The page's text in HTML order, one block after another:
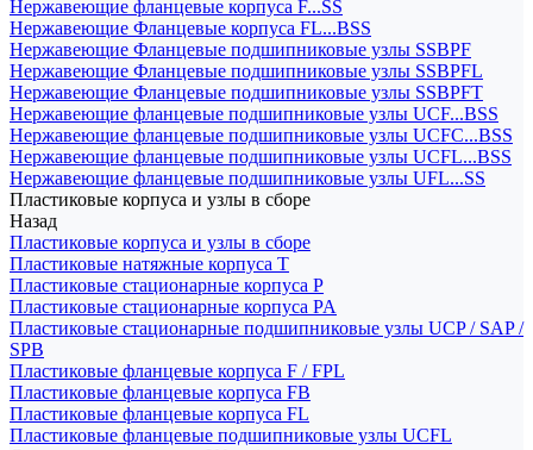
Нержавеющие фланцевые корпуса F...SS
Нержавеющие Фланцевые корпуса FL...BSS
Нержавеющие Фланцевые подшипниковые узлы SSBPF
Нержавеющие Фланцевые подшипниковые узлы SSBPFL
Нержавеющие Фланцевые подшипниковые узлы SSBPFT
Нержавеющие фланцевые подшипниковые узлы UCF...BSS
Нержавеющие фланцевые подшипниковые узлы UCFC...BSS
Нержавеющие фланцевые подшипниковые узлы UCFL...BSS
Нержавеющие фланцевые подшипниковые узлы UFL...SS
Пластиковые корпуса и узлы в сборе
Назад
Пластиковые корпуса и узлы в сборе
Пластиковые натяжные корпуса T
Пластиковые стационарные корпуса P
Пластиковые стационарные корпуса PA
Пластиковые стационарные подшипниковые узлы UCP / SAP /
SPB
Пластиковые фланцевые корпуса F / FPL
Пластиковые фланцевые корпуса FB
Пластиковые фланцевые корпуса FL
Пластиковые фланцевые подшипниковые узлы UCFL